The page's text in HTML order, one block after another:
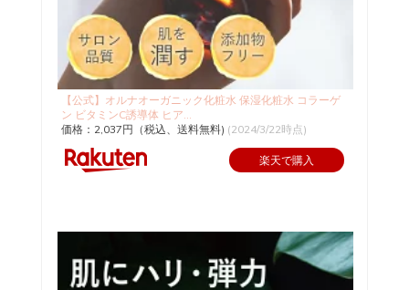
【公式】オルナオーガニック化粧水 保湿化粧水 コラーゲ
ン ビタミンC誘導体 ヒア...
価格：2,037円（税込、送料無料) (2024/3/22時点)
楽天で購入